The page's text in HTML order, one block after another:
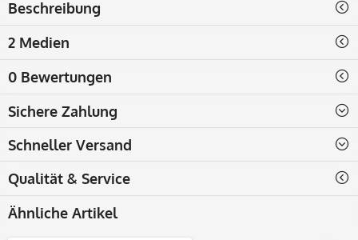
Beschreibung
2 Medien
0 Bewertungen
Sichere Zahlung
Schneller Versand
Qualität & Service
Ähnliche Artikel